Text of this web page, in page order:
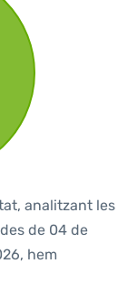
analitzant les
de 04 de
hem